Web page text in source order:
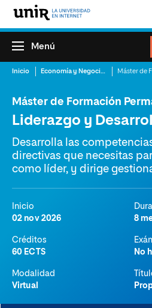
Menú
Inicio Economía y Negocios
Máster de Formación
Liderazgo y
Desarrolla las
directivas que necesitas
como líder, y dirige
Inicio
02 nov 2026
8
Créditos
60 ECTS
No
Modalidad
Virtual